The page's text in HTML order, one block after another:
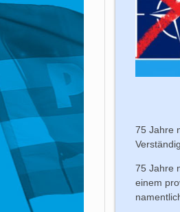
75 Jahre
75 Jahre
einem